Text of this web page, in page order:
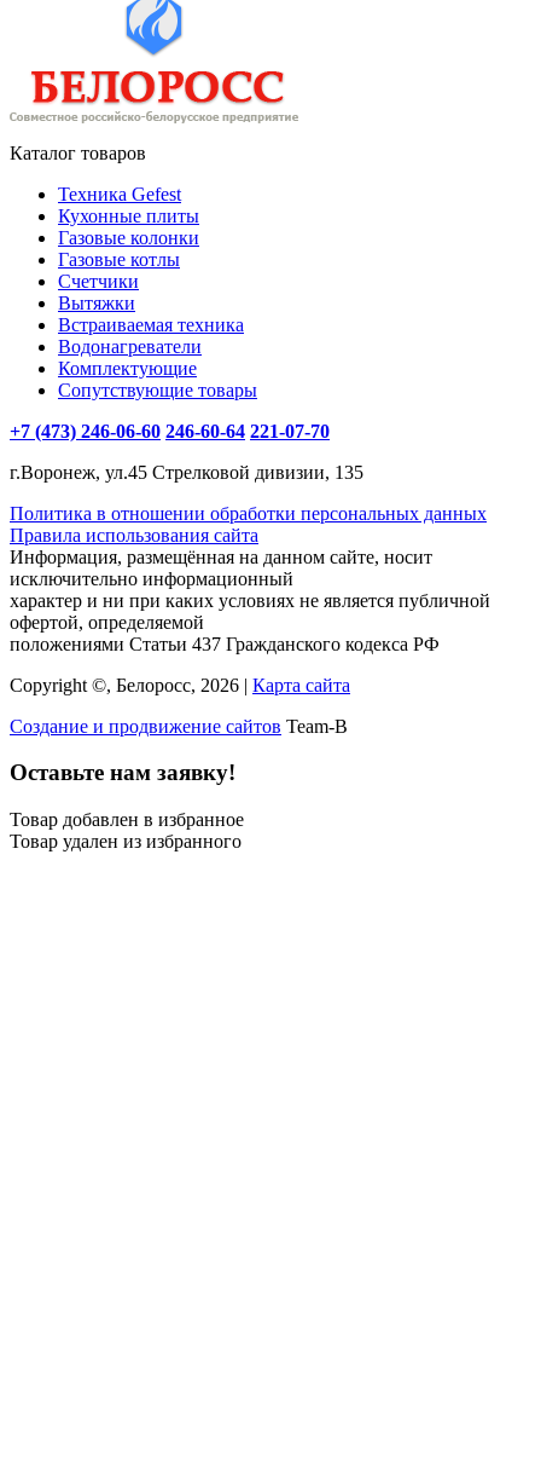
Каталог товаров
Техника Gefest
Кухонные плиты
Газовые колонки
Газовые котлы
Счетчики
Вытяжки
Встраиваемая техника
Водонагреватели
Комплектующие
Сопутствующие товары
+7 (473) 246-06-60 246-60-64 221-07-70
г.Воронеж, ул.45 Стрелковой дивизии, 135
Политика в отношении обработки персональных данных
Правила использования сайта
Информация, размещённая на данном сайте, носит
исключительно информационный
характер и ни при каких условиях не является публичной
офертой, определяемой
положениями Статьи 437 Гражданского кодекса РФ
Copyright ©, Белоросс, 2026 | Карта сайта
Создание и продвижение сайтов Team-B
Оставьте нам заявку!
Товар добавлен в избранное
Товар удален из избранного